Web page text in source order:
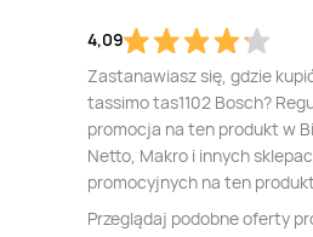
4,09
Zastanawiasz się, gdzie
tassimo tas1102 Bosch?
promocja na ten produkt w
Netto, Makro i innych
promocyjnych na ten produkt.
Przeglądaj podobne oferty